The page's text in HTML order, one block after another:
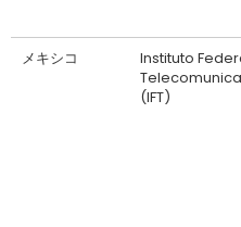
メキシコ
Instituto
(IFT)